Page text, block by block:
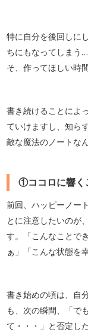
特に自分を後回しに
ちにもなってしまう
そ、作ってほしい時
書き続けることによ
ていけますし、知ら
敵な魔法のノートな
①ココロに響く
前回、ハッピーノー
とに注意したいのが
す。「こんなことで
ぁ」「こんな状態を
書き始めの頃は、自
も、次の瞬間、「で
て・・・」と否定し